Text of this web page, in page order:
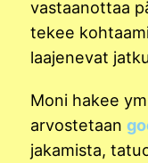
vastaanottaa
tekee
laajenevat
Moni hakee
arvostetaan
jakamista,